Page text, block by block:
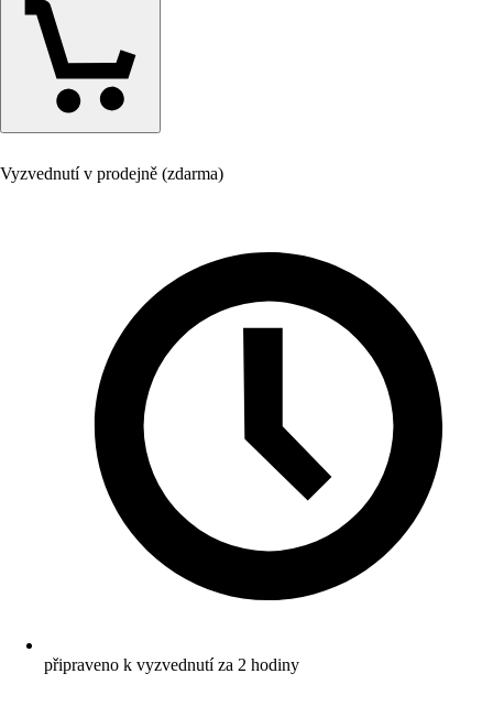
Vyzvednutí v prodejně (zdarma)
připraveno k vyzvednutí za 2 hodiny